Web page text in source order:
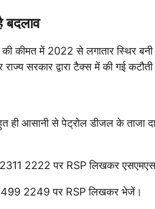
बदलाव
कीमत में 2022 से लगातार स्थिर
सरकार द्वारा टैक्स में की गई
ही आसानी से पेट्रोल डीजल के
2222 पर RSP लिखकर
2249 पर RSP लिखकर भेजें।